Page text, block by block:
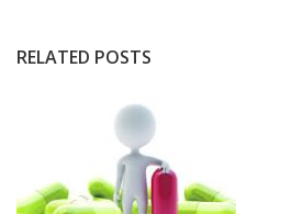
RELATED POSTS